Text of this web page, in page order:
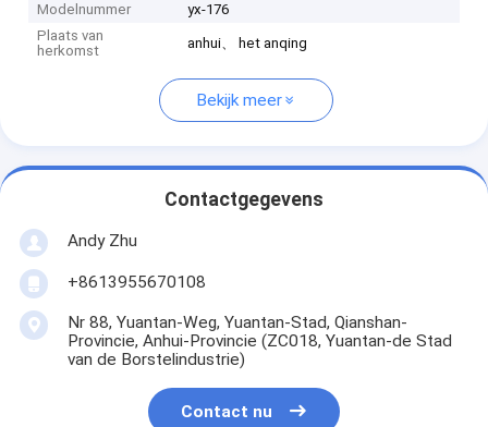
Modelnummer
yx-176
Plaats van
herkomst
anhui、 het anqing
Bekijk meer
Contactgegevens
Andy Zhu
+8613955670108
Nr 88, Yuantan-Weg, Yuantan-Stad, Qianshan-
Provincie, Anhui-Provincie (ZC018, Yuantan-de Stad
van de Borstelindustrie)
Contact nu